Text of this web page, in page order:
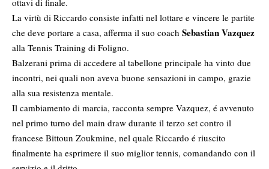
ottavi di finale.
La virtù di Riccardo consiste infatti nel lottare e vincere le partite
che deve portare a casa, afferma il suo coach Sebastian Vazquez
alla Tennis Training di Foligno.
Balzerani prima di accedere al tabellone principale ha vinto due
incontri, nei quali non aveva buone sensazioni in campo, grazie
alla sua resistenza mentale.
Il cambiamento di marcia, racconta sempre Vazquez, é avvenuto
nel primo turno del main draw durante il terzo set contro il
francese Bittoun Zoukmine, nel quale Riccardo é riuscito
finalmente ha esprimere il suo miglior tennis, comandando con il